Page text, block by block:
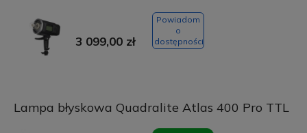
3 099,00 zł
Powiadom
o
dostępności
Lampa błyskowa Quadralite Atlas 400 Pro TTL